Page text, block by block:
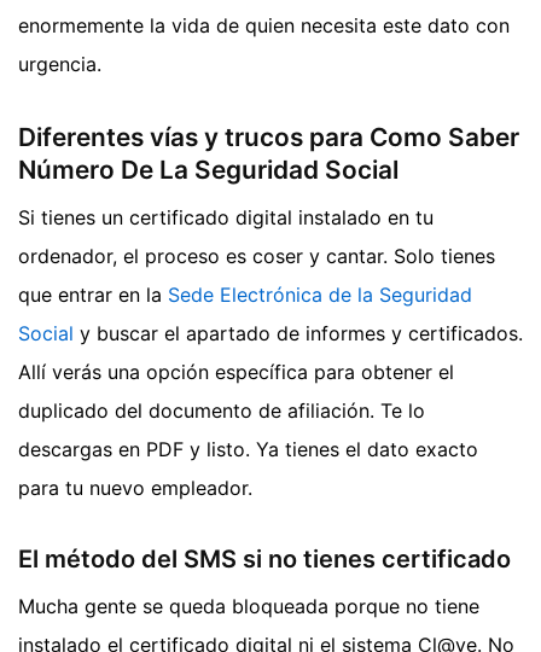
enormemente la vida de quien necesita este dato con
urgencia.
Diferentes vías y trucos para Como Saber
Número De La Seguridad Social
Si tienes un certificado digital instalado en tu
ordenador, el proceso es coser y cantar. Solo tienes
que entrar en la Sede Electrónica de la Seguridad
Social y buscar el apartado de informes y certificados.
Allí verás una opción específica para obtener el
duplicado del documento de afiliación. Te lo
descargas en PDF y listo. Ya tienes el dato exacto
para tu nuevo empleador.
El método del SMS si no tienes certificado
Mucha gente se queda bloqueada porque no tiene
instalado el certificado digital ni el sistema Cl@ve. No